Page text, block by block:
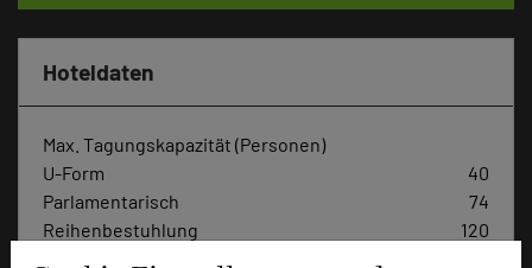
Hoteldaten
Max. Tagungskapazität (Personen)
U-Form
40
Parlamentarisch
74
Reihenbestuhlung
120